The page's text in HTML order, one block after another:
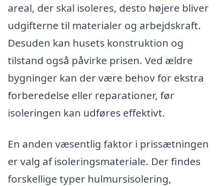
areal, der skal isoleres, desto højere bliver
udgifterne til materialer og arbejdskraft.
Desuden kan husets konstruktion og
tilstand også påvirke prisen. Ved ældre
bygninger kan der være behov for ekstra
forberedelse eller reparationer, før
isoleringen kan udføres effektivt.
En anden væsentlig faktor i prissætningen
er valg af isoleringsmateriale. Der findes
forskellige typer hulmursisolering,